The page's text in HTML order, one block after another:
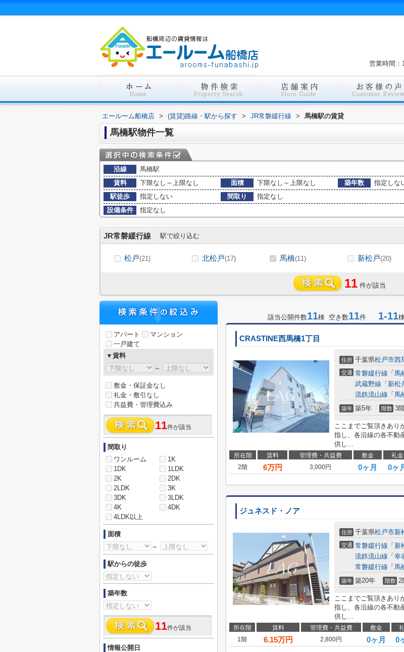
営業時間
エールーム船橋店 > (賃貸)路線・駅から探す > JR常磐緩行線 > 馬橋駅の賃貸
馬橋駅物件一覧
沿線
馬橋駅
賃料
下限なし～上限なし 面積 下限なし～上限なし 築年数
指定しな
駅徒歩
指定しない 間取り
指定なし
設備条件
指定なし
JR常磐緩行線 駅で絞り込む
松戸(21) 北松戸(17) 馬橋(11) 新松戸(20)
11 件が該当
該当公開件数11棟 空き数11件 1-11
CRASTINE西馬橋1丁目
住所 千葉県松戸市西
交通 常磐緩行線 「 馬
武蔵野線 「 新松
流鉄流山線 「 馬
築年 築5年 階数 3
ここまでご覧頂きあり
指し、各沿線の各不動
供し...
所在階 賃料 管理費・共益費 敷金 礼金
2階
6万円 3,000円 0ヶ月 0ヶ
ジュネスド・ノア
住所 千葉県松戸市新
交通 常磐緩行線 「 新
流鉄流山線 「 幸
常磐緩行線 「 馬
築年 築20年 階数 2
ここまでご覧頂きあり
指し、各沿線の各不動
供し...
所在階 賃料 管理費・共益費 敷金
1階
6.15万円 2,800円 0ヶ月 0
アパート
マンション
一戸建て
▼賃料
～
敷金・保証金なし
礼金・敷引なし
共益費・管理費込み
11件が該当
間取り
ワンルーム
1K
1DK
1LDK
2K
2DK
2LDK
3K
3DK
3LDK
4K
4DK
4LDK以上
面積
～
駅からの徒歩
築年数
11件が該当
情報公開日